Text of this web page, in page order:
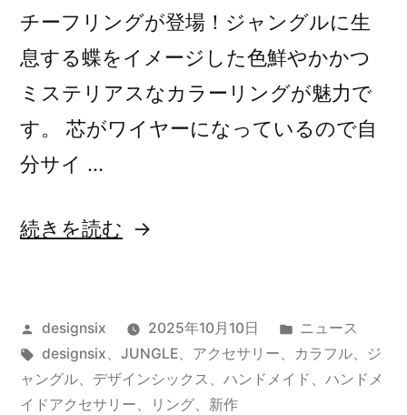
タ
ー
ト
”
チーフリングが登場！ジャングルに生
息する蝶をイメージした色鮮やかかつ
ミステリアスなカラーリングが魅力で
す。 芯がワイヤーになっているので自
分サイ …
“新
BUTTERFLY
RING
続きを読む
投
稿
者:
designsix 2025年10月10日
カ
テ
ゴ
ニュース
タ
グ:
designsix、 JUNGLE、 アクセサリー、 カラフル、
ジ
ャングル、 デザインシックス 、 ハンドメイド 、 ハンドメ
イドアクセサリー、 リング、 新作